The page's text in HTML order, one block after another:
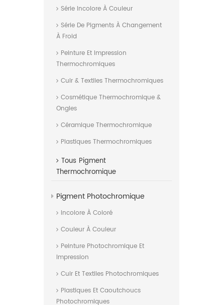
Série Incolore À Couleur
Série De Pigments À Changement
À Froid
Peinture Et Impression
Thermochromiques
Cuir & Textiles Thermochromiques
Cosmétique Thermochromique &
Ongles
Céramique Thermochromique
Plastiques Thermochromiques
Tous Pigment
Thermochromique
Pigment Photochromique
Incolore À Coloré
Couleur À Couleur
Peinture Photochromique Et
Impression
Cuir Et Textiles Photochromiques
Plastiques Et Caoutchoucs
Photochromiques